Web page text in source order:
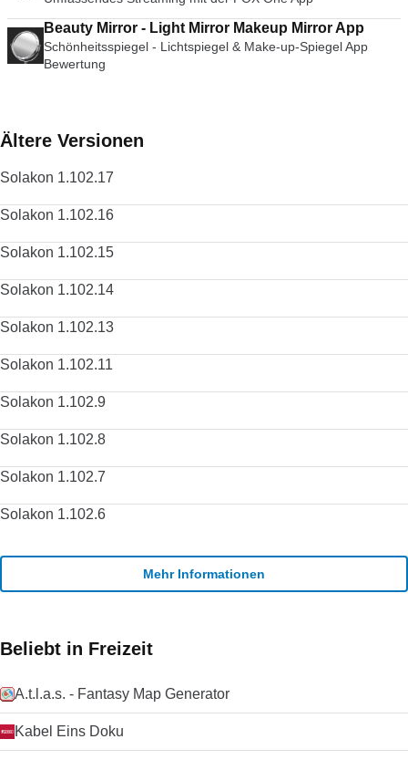
Beauty Mirror - Light Mirror Makeup Mirror App
Schönheitsspiegel - Lichtspiegel & Make-up-Spiegel App
Bewertung
Ältere Versionen
Solakon 1.102.17
Solakon 1.102.16
Solakon 1.102.15
Solakon 1.102.14
Solakon 1.102.13
Solakon 1.102.11
Solakon 1.102.9
Solakon 1.102.8
Solakon 1.102.7
Solakon 1.102.6
Mehr Informationen
Beliebt in Freizeit
A.t.l.a.s. - Fantasy Map Generator
Kabel Eins Doku